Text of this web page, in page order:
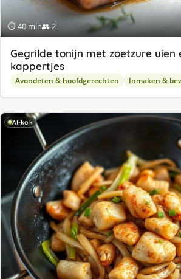
⏱ 40 min👥 2
Gegrilde tonijn met zoetzure uien
kappertjes
Avondeten & hoofdgerechten Inmaken &
AI-kok